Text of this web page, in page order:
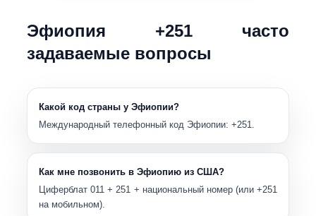
Эфиопия +251 часто
задаваемые вопросы
Какой код страны у Эфиопии?
Международный телефонный код Эфиопии:+251.
Как мне позвонить в Эфиопию из США?
Циферблат011 +251 + национальный номер (или +251
на мобильном).